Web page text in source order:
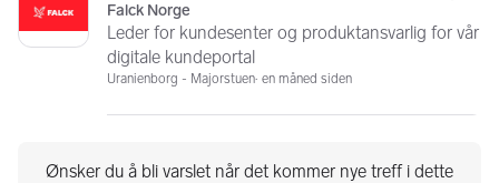
Falck Norge
Leder for kundesenter og produktansvarlig for vår
digitale kundeportal
Uranienborg - Majorstuen en måned siden
Ønsker du å bli varslet når det kommer nye treff i dette